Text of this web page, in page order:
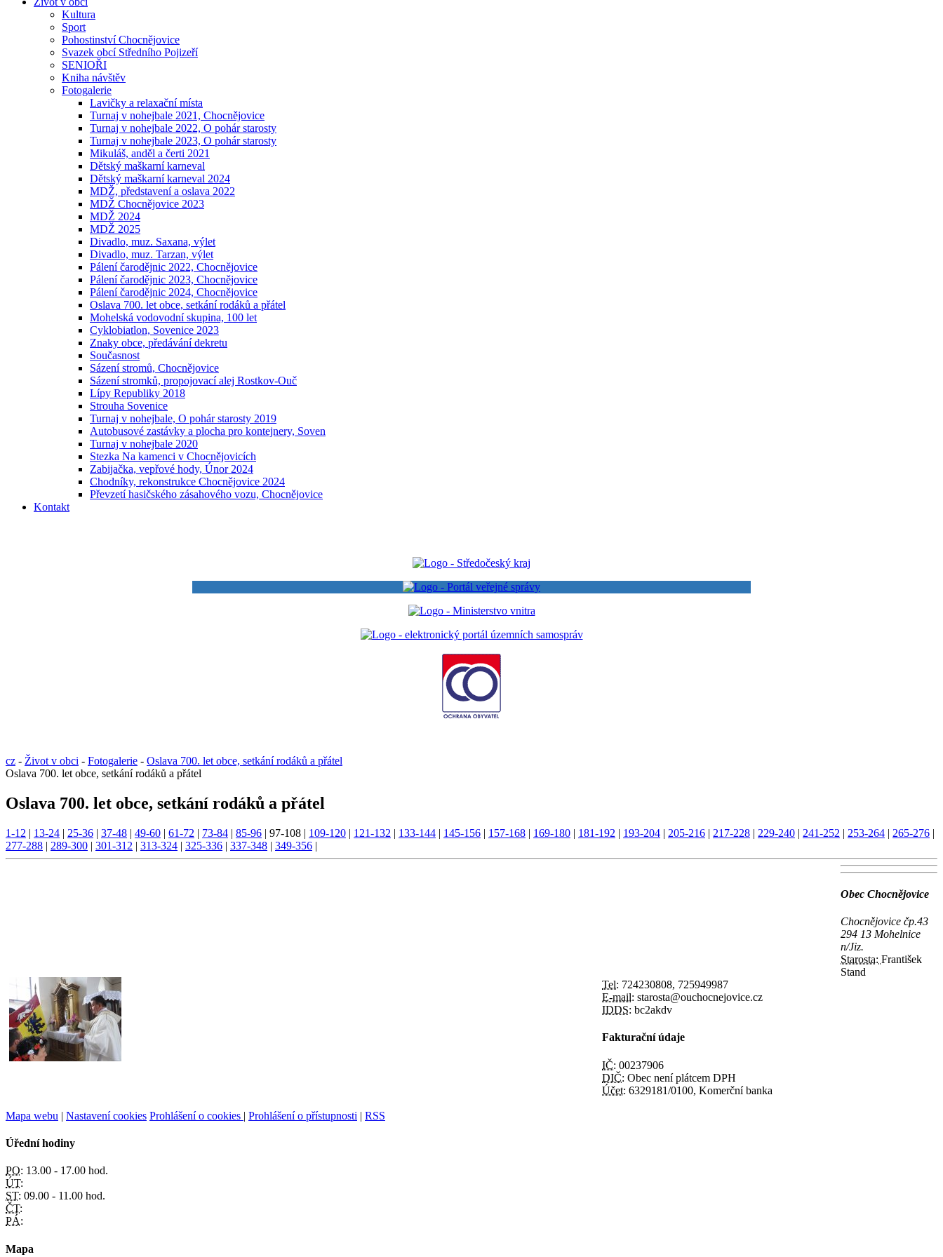
Kultura
Sport
Pohostinství Chocnějovice
Svazek obcí Středního Pojizeří
SENIOŘI
Kniha návštěv
Fotogalerie
Lavičky a relaxační místa
Turnaj v nohejbale 2021, Chocnějovice
Turnaj v nohejbale 2022, O pohár starosty
Turnaj v nohejbale 2023, O pohár starosty
Mikuláš, anděl a čerti 2021
Dětský maškarní karneval
Dětský maškarní karneval 2024
MDŽ, představení a oslava 2022
MDŽ Chocnějovice 2023
MDŽ 2024
MDŽ 2025
Divadlo, muz. Saxana, výlet
Divadlo, muz. Tarzan, výlet
Pálení čarodějnic 2022, Chocnějovice
Pálení čarodějnic 2023, Chocnějovice
Pálení čarodějnic 2024, Chocnějovice
Oslava 700. let obce, setkání rodáků a přátel
Mohelská vodovodní skupina, 100 let
Cyklobiatlon, Sovenice 2023
Znaky obce, předávání dekretu
Současnost
Sázení stromů, Chocnějovice
Sázení stromků, propojovací alej Rostkov-Ouč
Lípy Republiky 2018
Strouha Sovenice
Turnaj v nohejbale, O pohár starosty 2019
Autobusové zastávky a plocha pro kontejnery, Soven
Turnaj v nohejbale 2020
Stezka Na kamenci v Chocnějovicích
Zabijačka, vepřové hody, Únor 2024
Chodníky, rekonstrukce Chocnějovice 2024
Převzetí hasičského zásahového vozu, Chocnějovice
Kontakt
cz - Život v obci - Fotogalerie - Oslava 700. let obce, setkání rodáků a přátel
Oslava 700. let obce, setkání rodáků a přátel
Oslava 700. let obce, setkání rodáků a přátel
1-12 | 13-24 | 25-36 | 37-48 | 49-60 | 61-72 | 73-84 | 85-96 | 97-108 | 109-120 | 121-132 | 133-144 | 145-156 | 157-168 | 169-180 | 181-192 | 193-204 | 205-216 | 217-228 | 229-240 | 241-252 | 253-264 | 265-276 |
277-288 | 289-300 | 301-312 | 313-324 | 325-336 | 337-348 | 349-356 |
Obec Chocnějovice
Chocnějovice čp.43
294 13 Mohelnice
n/Jiz.
Starosta: František
Stand
Tel: 724230808, 725949987
E-mail: starosta@ouchocnejovice.cz
IDDS: bc2akdv
Fakturační údaje
IČ: 00237906
DIČ: Obec není plátcem DPH
Účet: 6329181/0100, Komerční banka
Mapa webu | Nastavení cookies Prohlášení o cookies | Prohlášení o přístupnosti | RSS
Úřední hodiny
PO: 13.00 - 17.00 hod.
ÚT:
ST: 09.00 - 11.00 hod.
ČT:
PÁ:
Mapa